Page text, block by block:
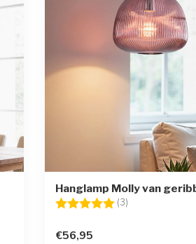
Hanglamp Molly van
Beoordeling: (3)
€56,95